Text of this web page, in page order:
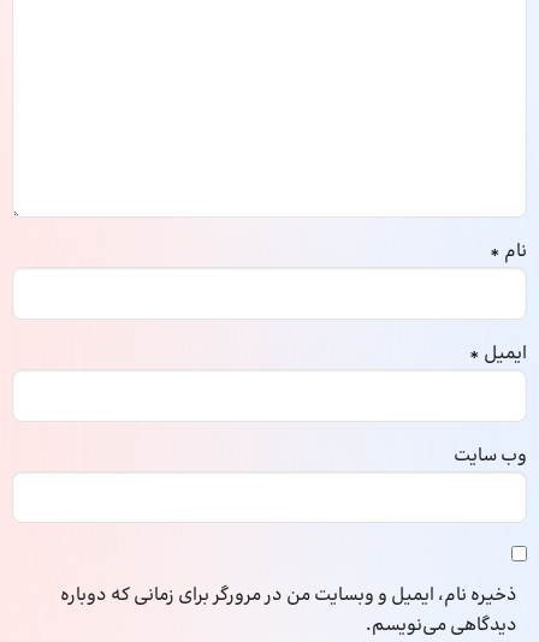
نام *
ایمیل *
وب‌ سایت
ذخیره نام، ایمیل و وبسایت من در مرورگر برای زمانی که دوباره
دیدگاهی می‌نویسم.